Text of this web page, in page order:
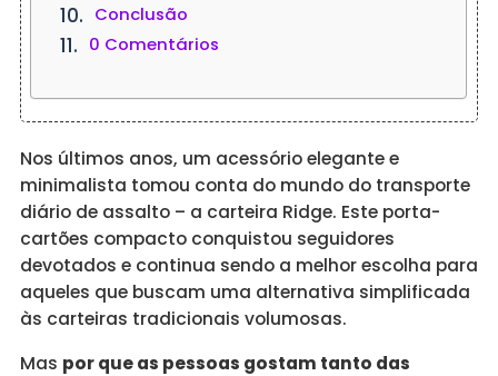
Conclusão
0 Comentários
Nos últimos anos, um acessório elegante e
minimalista tomou conta do mundo do transporte
diário de assalto – a carteira Ridge. Este porta-
cartões compacto conquistou seguidores
devotados e continua sendo a melhor escolha para
aqueles que buscam uma alternativa simplificada
às carteiras tradicionais volumosas.
Mas por que as pessoas gostam tanto das